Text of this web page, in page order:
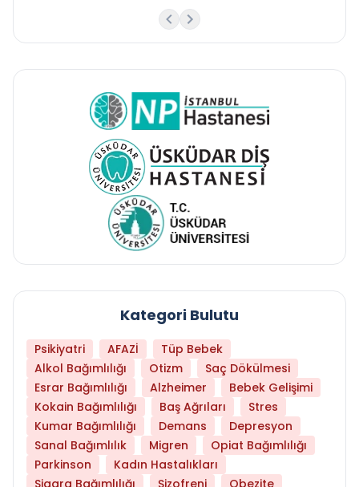
Kategori Bulutu
Psikiyatri AFAZİ
Tüp Bebek
Alkol Bağımlılığı
Otizm
Saç Dökülmesi
Esrar Bağımlılığı
Alzheimer
Bebek Gelişimi
Kokain Bağımlılığı
Baş Ağrıları
Stres
Kumar Bağımlılığı
Demans
Depresyon
Sanal Bağımlılık
Migren
Opiat Bağımlılığı
Parkinson
Kadın Hastalıkları
Sigara Bağımlılığı
Şizofreni Obezite